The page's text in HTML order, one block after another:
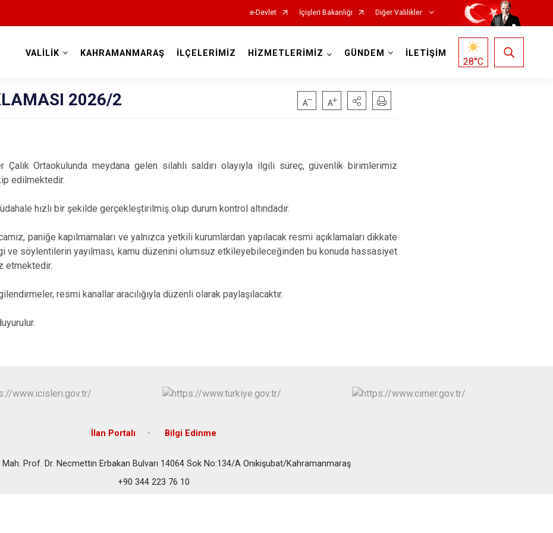
e-Devlet İçişleri Bakanlığı Diğer Valilikler
VALİLİK KAHRAMANMARAŞ İLÇELERİMİZ HİZMETLERİMİZ GÜNDEM İLETİŞİM
28°C
2026/2
Çalık Ortaokulunda meydana gelen silahlı saldırı olayıyla ilgili süreç, güvenlik birimlerimiz
edilmektedir.
hızlı bir şekilde gerçekleştirilmiş olup durum kontrol altındadır.
paniğe kapılmamaları ve yalnızca yetkili kurumlardan yapılacak resmi açıklamaları dikkate
ve söylentilerin yayılması, kamu düzenini olumsuz etkileyebileceğinden bu konuda hassasiyet
etmektedir.
resmi kanallar aracılığıyla düzenli olarak paylaşılacaktır.
İlan Portalı Bilgi Edinme
Prof. Dr. Necmettin Erbakan Bulvarı 14064 Sok No:134/A Onikişubat/Kahramanmaraş
+90 344 223 76 10